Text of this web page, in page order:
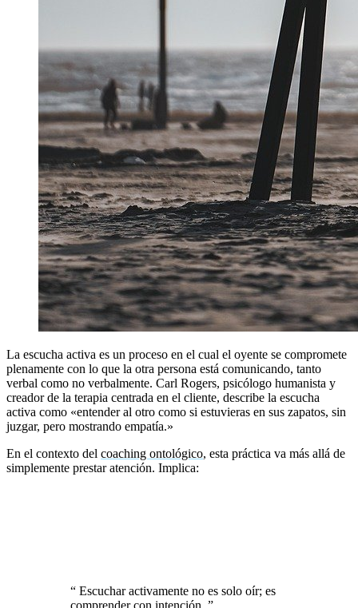
La escucha activa es un proceso en el cual el oyente se compromete
plenamente con lo que la otra persona está comunicando, tanto
verbal como no verbalmente. Carl Rogers, psicólogo humanista y
creador de la terapia centrada en el cliente, describe la escucha
activa como «entender al otro como si estuvieras en sus zapatos, sin
juzgar, pero mostrando empatía.»
En el contexto del coaching ontológico, esta práctica va más allá de
simplemente prestar atención. Implica:
“ Escuchar activamente no es solo oír; es